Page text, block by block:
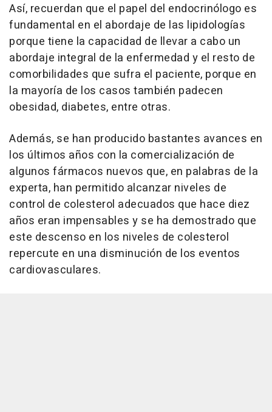
Así, recuerdan que el papel del endocrinólogo es
fundamental en el abordaje de las lipidologías
porque tiene la capacidad de llevar a cabo un
abordaje integral de la enfermedad y el resto de
comorbilidades que sufra el paciente, porque en
la mayoría de los casos también padecen
obesidad, diabetes, entre otras.
Además, se han producido bastantes avances en
los últimos años con la comercialización de
algunos fármacos nuevos que, en palabras de la
experta, han permitido alcanzar niveles de
control de colesterol adecuados que hace diez
años eran impensables y se ha demostrado que
este descenso en los niveles de colesterol
repercute en una disminución de los eventos
cardiovasculares.